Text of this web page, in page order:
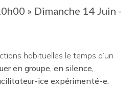
» Dimanche 14 Juin -
habituelles le temps d’un
en groupe, en silence,
ice expérimenté-e.